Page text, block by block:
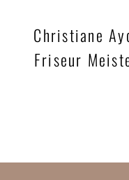
Christiane
Friseur